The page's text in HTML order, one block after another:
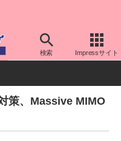
検索 Impressサイト
トワーク/技術
策、Massive MIMO